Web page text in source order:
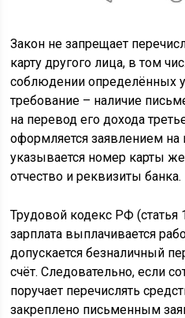
Закон не запрещает
карту другого лица, в том
соблюдении определённых
требование – наличие
на перевод его дохода
оформляется заявлением на
указывается номер карты
отчество и реквизиты банка.
Трудовой кодекс РФ (статья
зарплата выплачивается
допускается безналичный
счёт. Следовательно, если
поручает перечислять
закреплено письменным